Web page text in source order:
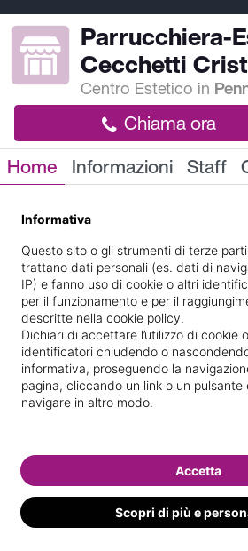
Parrucchiera-
Cecchetti
Centro Estetico in
Chiama ora
Home Informazioni Staff
Informazioni
VIA LISANDRINA
Informativa
Questo sito o gli strumenti di terze
trattano dati personali (es. dati di
IP) e fanno uso di cookie o altri
per il funzionamento e per il
descritte nella cookie policy.
Dichiari di accettare l’utilizzo di cookie
identificatori chiudendo o
informativa, proseguendo la
pagina, cliccando un link o un pulsante
navigare in altro modo.
Scopri di più e
Accetta